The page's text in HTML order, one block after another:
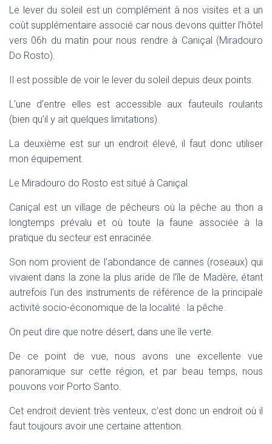
Le lever du soleil est un complément à nos visites et a un
coût supplémentaire associé car nous devons quitter l’hôtel
vers 06h du matin pour nous rendre à Caniçal (Miradouro
Do Rosto).
Il est possible de voir le lever du soleil depuis deux points.
L’une d’entre elles est accessible aux fauteuils roulants
(bien qu’il y ait quelques limitations).
La deuxième est sur un endroit élevé, il faut donc utiliser
mon équipement.
Le Miradouro do Rosto est situé à Caniçal.
Caniçal est un village de pêcheurs où la pêche au thon a
longtemps prévalu et où toute la faune associée à la
pratique du secteur est enracinée.
Son nom provient de l’abondance de cannes (roseaux) qui
vivaient dans la zone la plus aride de l’île de Madère, étant
autrefois l’un des instruments de référence de la principale
activité socio-économique de la localité : la pêche.
On peut dire que notre désert, dans une île verte.
De ce point de vue, nous avons une excellente vue
panoramique sur cette région, et par beau temps, nous
pouvons voir Porto Santo.
Cet endroit devient très venteux, c’est donc un endroit où il
faut toujours avoir une certaine attention.